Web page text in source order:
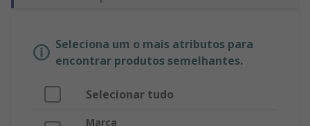
Seleciona um o mais atributos para
encontrar produtos semelhantes.
Selecionar tudo
Marca